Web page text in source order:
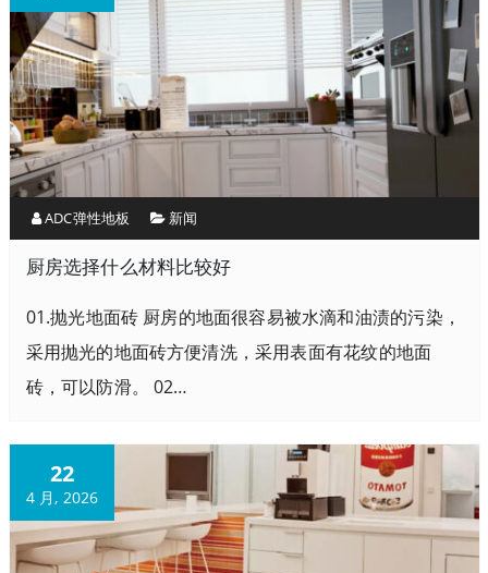
ADC弹性地板 新闻
厨房选择什么材料比较好
01.抛光地面砖 厨房的地面很容易被水滴和油渍的污染，
采用抛光的地面砖方便清洗，采用表面有花纹的地面
砖，可以防滑。 02…
22
4 月, 2026